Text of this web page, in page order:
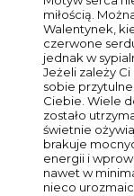
miłością.
Walentynek,
czerwone
jednak w
Jeżeli zależy
sobie
Ciebie. Wiele
zostało
świetnie
brakuje
energii i
nawet w
nieco